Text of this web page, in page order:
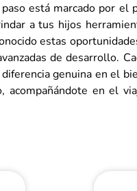
está marcado por
a tus hijos
estas
de desarrollo.
genuina en el
acompañándote en el